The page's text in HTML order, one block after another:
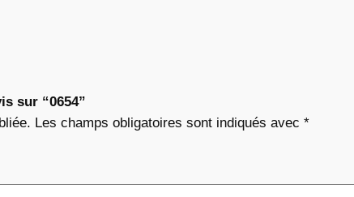
sur “0654”
Les champs obligatoires sont indiqués avec *